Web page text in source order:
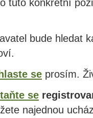
tuto konkrétní
bude hledat
se prosím.
se
najednou